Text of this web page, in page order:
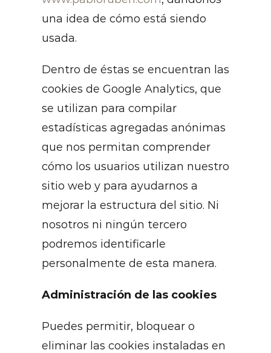
una idea de cómo está siendo
usada.
Dentro de éstas se encuentran las
cookies de Google Analytics, que
se utilizan para compilar
estadísticas agregadas anónimas
que nos permitan comprender
cómo los usuarios utilizan nuestro
sitio web y para ayudarnos a
mejorar la estructura del sitio. Ni
nosotros ni ningún tercero
podremos identificarle
personalmente de esta manera.
Administración de las cookies
Puedes permitir, bloquear o
eliminar las cookies instaladas en